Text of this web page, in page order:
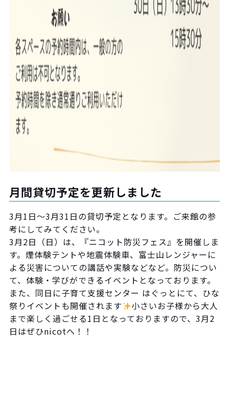
月間貸切予定を更新しました
3月1日〜3月31日の貸切予定となります。ご来館の参
考にしてみてください。
3月2日（日）は、『ニコット防災フェス』を開催しま
す。煙体験テントや地震体験車、富士山レンジャーに
よる災害についての講話や実験などなど。防災につい
て、体験・学びができるイベントとなっております。
また、同日に子育て支援センター はぐっとにて、ひな
祭りイベントも開催されます
小さいお子様から大人
まで楽しく過ごせる1日となっておりますので、3月2
日はぜひnicotへ！！